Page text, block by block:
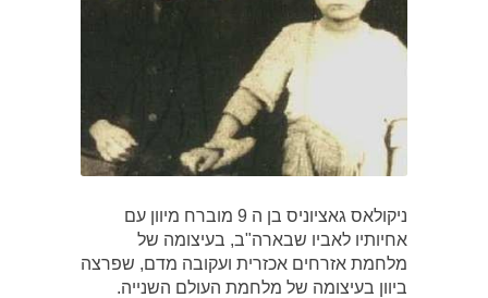
ניקולאס גאציוניס בן ה 9 מוברח מיוון עם
אחיותיו לאביו שבארה"ב, בעיצומה של
מלחמת אזרחים אכזרית ועקובה מדם, שפרצה
ביוון בעיצומה של מלחמת העולם השנייה.